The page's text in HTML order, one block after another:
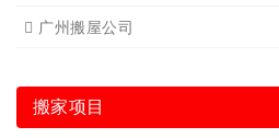
广州搬屋公司
搬家项目